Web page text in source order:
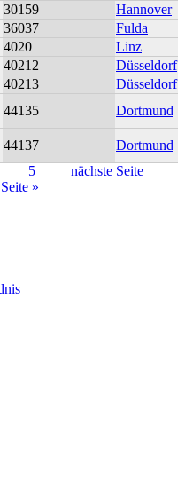
30159
Hannover
36037
Fulda
4020
Linz
40212
Düsseldorf
40213
Düsseldorf
44135
Dortmund
44137 Dortmund
5
nächste Seite
»